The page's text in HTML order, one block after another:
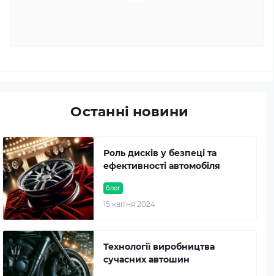
Останні новини
блог
15 квітня 2024
Роль дисків у безпеці та
ефективності автомобіля
Технології виробництва
сучасних автошин